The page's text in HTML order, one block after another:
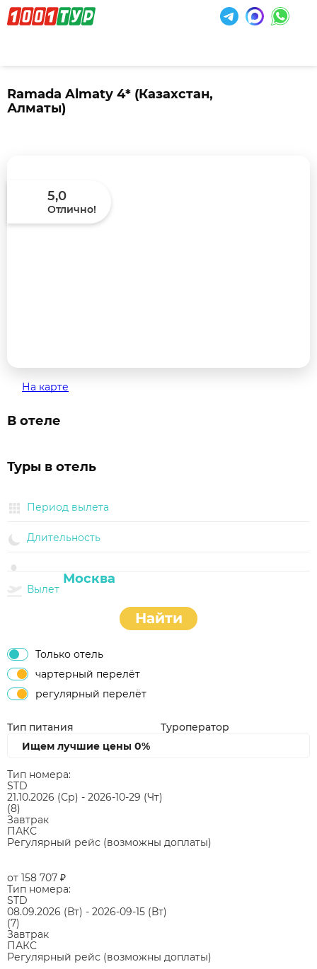
Ramada Almaty 4* (Казахстан,
Алматы)
5,0
Отлично!
На карте
В отеле
Туры в отель
Период вылета
Длительность
Вылет
Найти
Только отель
чартерный перелёт
регулярный перелёт
Тип питания
Туроператор
Ищем лучшие цены 0%
Тип номера:
STD
21.10.2026 (Ср) - 2026-10-29 (Чт)
(8)
Завтрак
ПАКС
Регулярный рейс (возможны доплаты)
от 158 707 ₽
Тип номера:
STD
08.09.2026 (Вт) - 2026-09-15 (Вт)
(7)
Завтрак
ПАКС
Регулярный рейс (возможны доплаты)